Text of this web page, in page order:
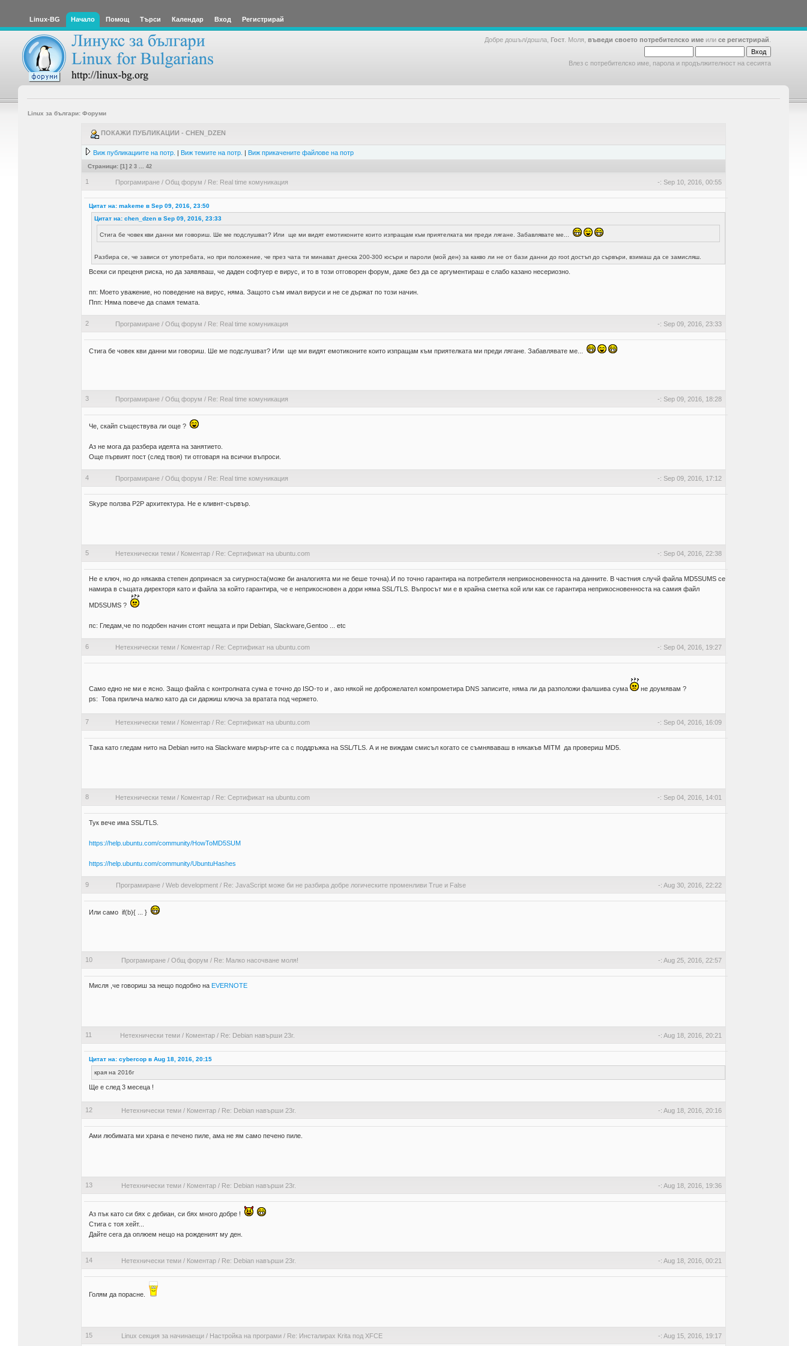
Linux-BG Начало Помощ Търси Календар Вход Регистрирай
Добре дошъл/дошла, Гост . Моля, въведи своето потребителско име или се регистрирай
Влез с потребителско име, парола и продължителност на сесията
Linux за българи: Форуми
ПОКАЖИ ПУБЛИКАЦИИ - CHEN_DZEN
Виж публикациите на потр. | Виж темите на потр. | Виж прикачените файлове на потр
Страници: [1] 2 3 42
1 Програмиране / Общ форум / Re: Real time комуникация -: Sep 10, 2016, 00:55
Цитат на: makeme в Sep 09, 2016, 23:50
Цитат на: chen_dzen в Sep 09, 2016, 23:33
Стига бе човек кви данни ми говориш. Ше ме подслушват? Или ще ми видят емотиконите които изпращам към приятелката ми преди лягане. Забавлявате ме...
Разбира се, че зависи от употребата, но при положение, че през чата ти минават днеска 200-300 юсъри и пароли (мой ден) за какво ли не от бази данни до root достъп до сървъри, взимаш да се замисляш.
Всеки си преценя риска, но да заявяваш, че даден софтуер е вирус, и то в този отговорен форум, даже без да се аргументираш е слабо казано несериозно.
пп: Моето уважение, но поведение на вирус, няма. Защото съм имал вируси и не се държат по този начин.
Ппп: Няма повече да спамя темата.
2 Програмиране / Общ форум / Re: Real time комуникация -: Sep 09, 2016, 23:33
Стига бе човек кви данни ми говориш. Ше ме подслушват? Или ще ми видят емотиконите които изпращам към приятелката ми преди лягане. Забавлявате ме...
3 Програмиране / Общ форум / Re: Real time комуникация -: Sep 09, 2016, 18:28
Че, скайп съществува ли още ?
Аз не мога да разбера идеята на занятието.
Още първият пост (след твоя) ти отговаря на всички въпроси.
4 Програмиране / Общ форум / Re: Real time комуникация -: Sep 09, 2016, 17:12
Skype ползва P2P архитектура. Не е кливнт-сървър.
5 Нетехнически теми / Коментар / Re: Сертификат на ubuntu.com -: Sep 04, 2016, 22:38
Не е ключ, но до някаква степен допринася за сигурноста(може би аналогията ми не беше точна).И по точно гарантира на потребителя неприкосновенностa на данните. В частния случй файла MD5SUMS се
намира в същата директоря като и файла за който гарантира, че е неприкосновен а дори няма SSL/TLS. Въпросът ми е в крайна сметка кой или как се гарантира неприкосновенноста на самия файл
MD5SUMS ?
пс: Гледам,че по подобен начин стоят нещата и при Debian, Slackware,Gentoo ... etc
6 Нетехнически теми / Коментар / Re: Сертификат на ubuntu.com -: Sep 04, 2016, 19:27
Само едно не ми е ясно. Защо файла с контролната сума е точно до ISO-то и , ако някой не доброжелател компрометира DNS записите, няма ли да разположи фалшива сума
не доумявам ?
ps: Това прилича малко като да си даржиш ключа за вратата под чержето.
7 Нетехнически теми / Коментар / Re: Сертификат на ubuntu.com -: Sep 04, 2016, 16:09
Така като гледам нито на Debian нито на Slackware мирър-ите са с поддръжка на SSL/TLS. А и не виждам смисъл когато се съмняваваш в някакъв MITM да провериш MD5.
8 Нетехнически теми / Коментар / Re: Сертификат на ubuntu.com -: Sep 04, 2016, 14:01
Тук вече има SSL/TLS.
https://help.ubuntu.com/community/HowToMD5SUM
https://help.ubuntu.com/community/UbuntuHashes
9 Програмиране / Web development / Re: JavaScript може би не разбира добре логическите променливи True и False -: Aug 30, 2016, 22:22
Или само if(b){ ... }
10 Програмиране / Общ форум / Re: Малко насочване моля! -: Aug 25, 2016, 22:57
Мисля ,че говориш за нещо подобно на EVERNOTE
11 Нетехнически теми / Коментар / Re: Debian навърши 23г. -: Aug 18, 2016, 20:21
Цитат на: cybercop в Aug 18, 2016, 20:15
края на 2016г
Ще е след 3 месеца !
12 Нетехнически теми / Коментар / Re: Debian навърши 23г. -: Aug 18, 2016, 20:16
Ами любимата ми храна е печено пиле, ама не ям само печено пиле.
13 Нетехнически теми / Коментар / Re: Debian навърши 23г. -: Aug 18, 2016, 19:36
Аз пък като си бях с дебиан, си бях много добре !
Стига с тоя хейт...
Дайте сега да оплюем нещо на рожденият му ден.
14 Нетехнически теми / Коментар / Re: Debian навърши 23г. -: Aug 18, 2016, 00:21
Голям да порасне.
15 Linux секция за начинаещи / Настройка на програми / Re: Инсталирах Krita под XFCE -: Aug 15, 2016, 19:17